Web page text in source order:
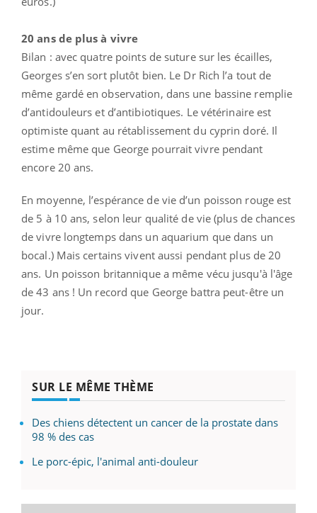
20 ans de plus à vivre
Bilan : avec quatre points de suture sur les écailles,
Georges s’en sort plutôt bien. Le Dr Rich l’a tout de
même gardé en observation, dans une bassine remplie
d’antidouleurs et d’antibiotiques. Le vétérinaire est
optimiste quant au rétablissement du cyprin doré. Il
estime même que George pourrait vivre pendant
encore 20 ans.
En moyenne, l’espérance de vie d’un poisson rouge est
de 5 à 10 ans, selon leur qualité de vie (plus de chances
de vivre longtemps dans un aquarium que dans un
bocal.) Mais certains vivent aussi pendant plus de 20
ans. Un poisson britannique a même vécu jusqu'à l'âge
de 43 ans ! Un record que George battra peut-être un
jour.
SUR LE MÊME THÈME
Des chiens détectent un cancer de la prostate dans
98 % des cas
Le porc-épic, l'animal anti-douleur